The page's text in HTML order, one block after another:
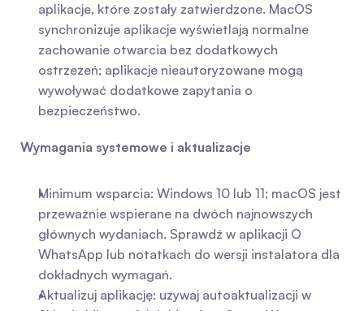
aplikacje, które zostały zatwierdzone. MacOS
synchronizuje aplikacje wyświetlają normalne
zachowanie otwarcia bez dodatkowych
ostrzeżeń; aplikacje nieautoryzowane mogą
wywoływać dodatkowe zapytania o
bezpieczeństwo.
Wymagania systemowe i aktualizacje
Minimum wsparcia: Windows 10 lub 11; macOS jest
przeważnie wspierane na dwóch najnowszych
głównych wydaniach. Sprawdź w aplikacji O
WhatsApp lub notatkach do wersji instalatora dla
dokładnych wymagań.
Aktualizuj aplikację: używaj autoaktualizacji w